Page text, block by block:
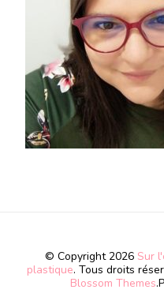
© Copyright 2026 Sur
plastique. Tous droits
Blossom Themes